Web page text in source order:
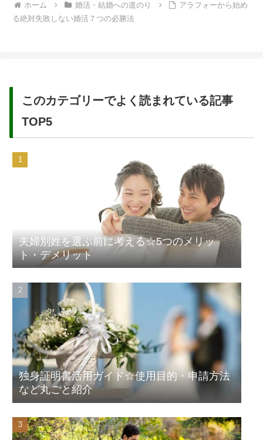
ホーム 婚活・結婚への道のり
アラフォーから始め
る絶対失敗しない婚活７つの必勝法
このカテゴリーでよく読まれている記事
TOP5
夫婦別姓を選ぶ前に考える☆5つのメリッ
ト・デメリット
独身証明書活用ガイド☆使用目的・申請方法
など丸ごと紹介